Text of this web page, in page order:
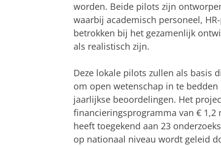
worden. Beide pilots zijn
waarbij academisch personeel,
betrokken bij het gezamenlijk
als realistisch zijn.
Deze lokale pilots zullen als basis
om open wetenschap in te
jaarlijkse beoordelingen. Het
financieringsprogramma van €
heeft toegekend aan 23
op nationaal niveau wordt geleid